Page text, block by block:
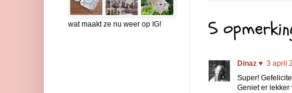
5
Dinaz ♥ 3 april
Super!
Geniet er lekker
wat maakt ze nu weer op IG!